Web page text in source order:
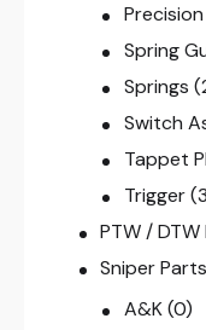
Spring
Springs
Switch
Tappet
Trigger
PTW /
Sniper
A&K (0)